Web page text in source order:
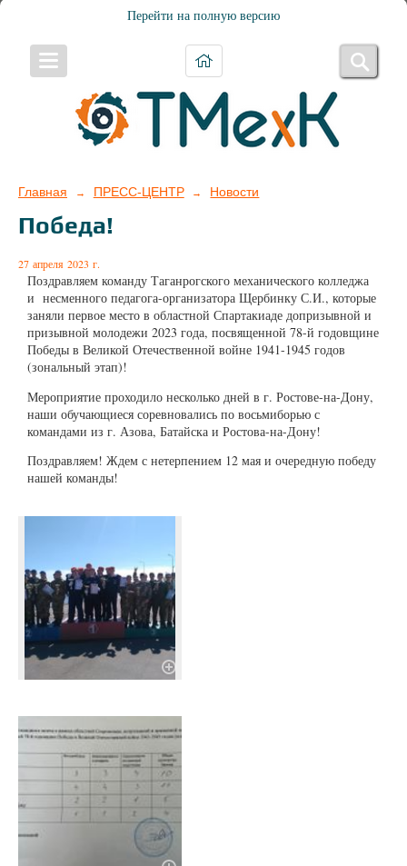
Перейти на полную версию
Главная → ПРЕСС-ЦЕНТР → Новости
Победа!
27 апреля 2023 г.
Поздравляем команду Таганрогского механического колледжа
и несменного педагога-организатора Щербинку С.И., которые
заняли первое место в областной Спартакиаде допризывной и
призывной молодежи 2023 года, посвященной 78-й годовщине
Победы в Великой Отечественной войне 1941-1945 годов
(зональный этап)!
Мероприятие проходило несколько дней в г. Ростове-на-Дону,
наши обучающиеся соревновались по восьмиборью с
командами из г. Азова, Батайска и Ростова-на-Дону!
Поздравляем! Ждем с нетерпением 12 мая и очередную победу
нашей команды!